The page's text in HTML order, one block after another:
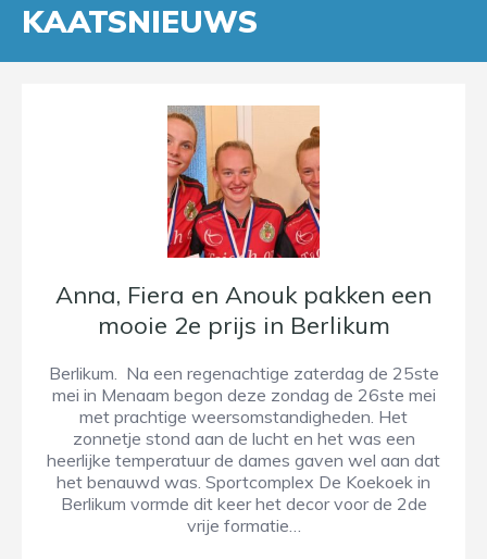
KAATSNIEUWS
Anna, Fiera en Anouk pakken een
mooie 2e prijs in Berlikum
Berlikum. Na een regenachtige zaterdag de 25ste
mei in Menaam begon deze zondag de 26ste mei
met prachtige weersomstandigheden. Het
zonnetje stond aan de lucht en het was een
heerlijke temperatuur de dames gaven wel aan dat
het benauwd was. Sportcomplex De Koekoek in
Berlikum vormde dit keer het decor voor de 2de
vrije formatie…